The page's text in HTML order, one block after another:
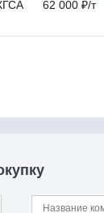
62 000 ₽/т